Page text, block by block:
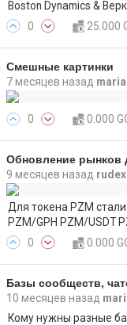
Boston Dynamics &
0
25.000
Смешные картинки
7 месяцев назад
0 0.000
Обновление рынков
9 месяцев назад rudex
Для токена PZM
PZM/GPH PZM/USDT
0
0.000
Базы сообществ,
10 месяцев назад
Кому нужны разные